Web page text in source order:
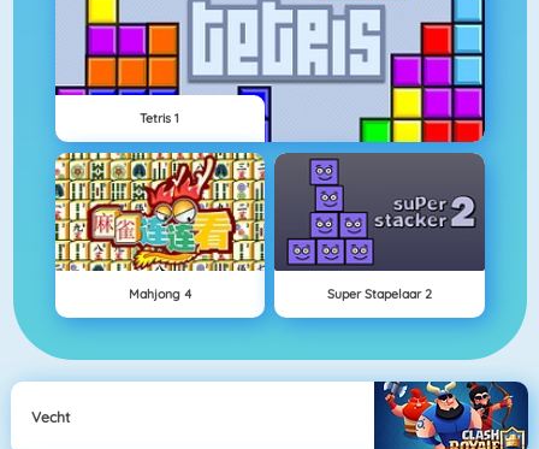
Tetris 1
Mahjong 4 Super Stapelaar 2
Vecht